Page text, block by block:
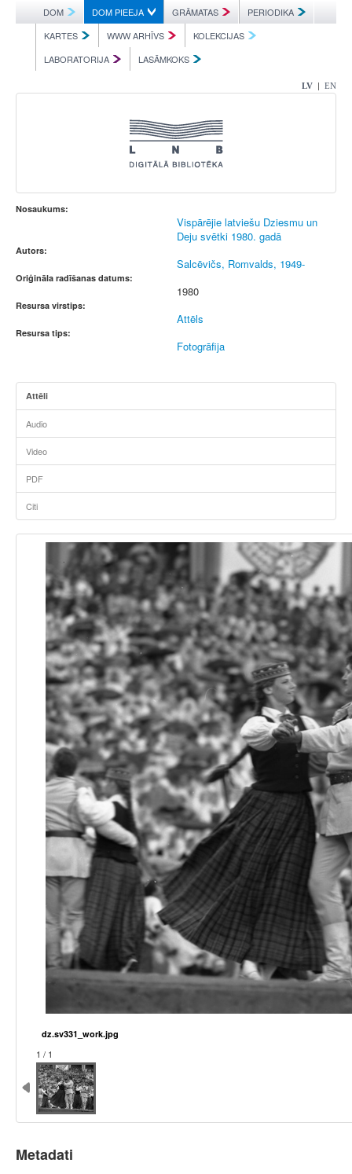
DOM DOM PIEEJA GRĀMATAS
PERIODIKA
KARTES
WWW ARHĪVS
KOLEKCIJAS
LABORATORIJA
LASĀMKOKS
LV | EN
Nosaukums:
Vispārējie latviešu Dziesmu un
Deju svētki 1980. gadā
Autors:
Salcēvičs, Romvalds, 1949-
Oriģināla radīšanas datums:
1980
Resursa virstips:
Attēls
Resursa tips:
Fotogrāfija
Attēli
Audio
Video
PDF
Citi
dz.sv331_work.jpg
1 / 1
Metadati